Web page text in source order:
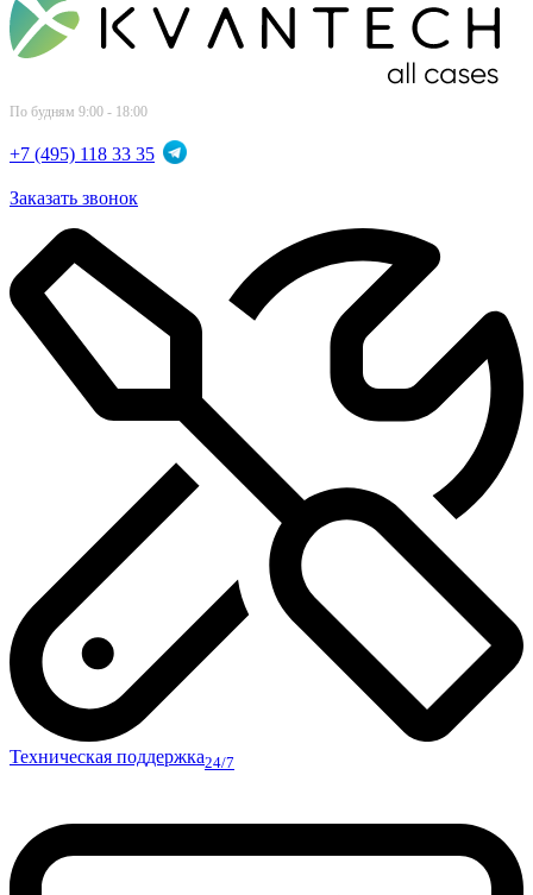
По будням 9:00 - 18:00
+7 (495) 118 33 35
Заказать звонок
Техническая поддержка24/7